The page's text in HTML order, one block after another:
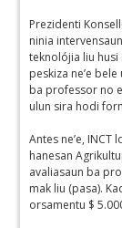
Prezidenti
ninia
teknolójia liu husi
peskiza ne’e
ba professor no
ulun sira hodi
Antes ne’e,
hanesan
avaliasaun ba
mak liu (pasa).
orsamentu $